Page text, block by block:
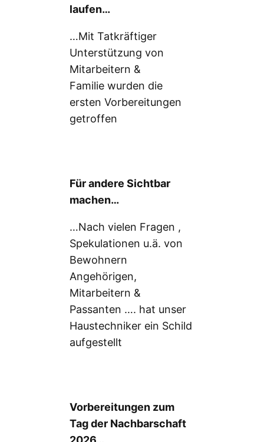
laufen…
…Mit Tatkräftiger
Unterstützung von
Mitarbeitern &
Familie wurden die
ersten Vorbereitungen
getroffen
Für andere Sichtbar
machen…
…Nach vielen Fragen ,
Spekulationen u.ä. von
Bewohnern
Angehörigen,
Mitarbeitern &
Passanten …. hat unser
Haustechniker ein Schild
aufgestellt
Vorbereitungen zum
Tag der Nachbarschaft